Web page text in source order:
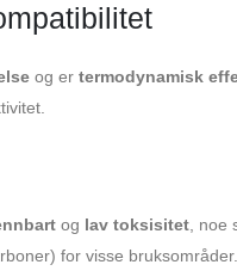
og er termodynamisk
og lav toksisitet ,
for visse bruksområder.